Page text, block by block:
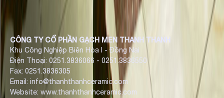
CÔNG TY CỔ PHẦN GẠCH MEN THANH THANH
Khu Công Nghiệp Biên Hòa I - Đồng Nai
Điện Thoại: 0251.3836066 - 0251.3836550
Fax: 0251.3836305
Email: info@thanhthanhceramic.com
Website: www.thanhthanhceramic.com